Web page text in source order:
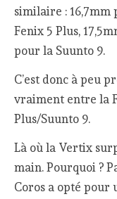
similaire : 16,7mm
Fenix 5 Plus,
pour la Suunto 9.
C’est donc à peu
vraiment entre la
Plus/Suunto 9.
Là où la Vertix
main. Pourquoi ?
Coros a opté pour